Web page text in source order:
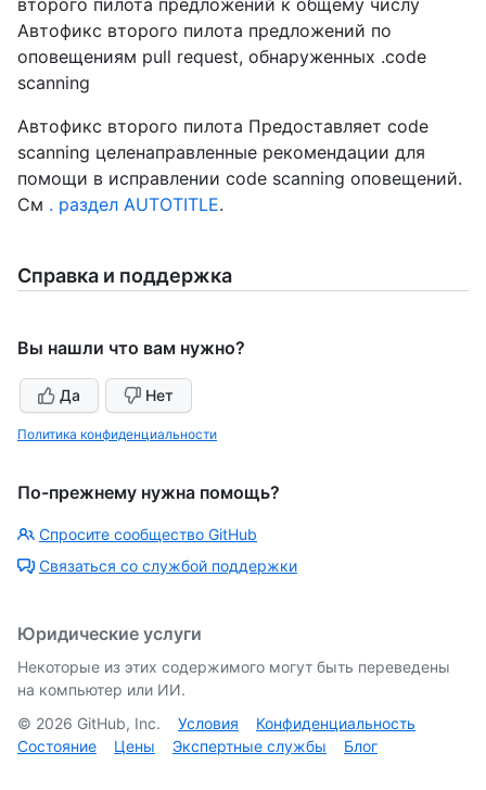
Автофикс второго пилота предложений по
оповещениям pull request, обнаруженных .code
scanning
Автофикс второго пилота Предоставляет code
scanning целенаправленные рекомендации для
помощи в исправлении code scanning оповещений.
См . раздел AUTOTITLE.
Справка и поддержка
Вы нашли что вам нужно?
Да Нет
Политика конфиденциальности
По-прежнему нужна помощь?
Спросите сообщество GitHub
Связаться со службой поддержки
Юридические услуги
Некоторые из этих содержимого могут быть переведены
на компьютер или ИИ.
© 2026 GitHub, Inc. Условия
Конфиденциальность
Состояние
Цены Экспертные службы Блог